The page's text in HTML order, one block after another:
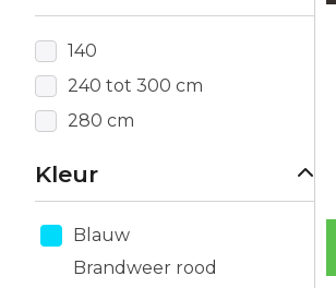
140
240 tot 300 cm
280 cm
Kleur
Blauw
Brandweer rood